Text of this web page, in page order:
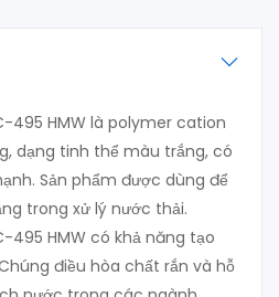
495 HMW là polymer cation
dạng tinh thể màu trắng, có
Sản phẩm được dùng để
trong xử lý nước thải.
495 HMW có khả năng tạo
điều hòa chất rắn và hỗ